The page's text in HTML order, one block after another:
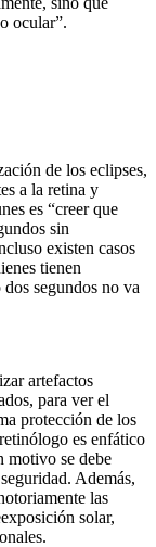
ocular”.
de los eclipses,
a la retina y
es “creer que
sin
existen casos
tienen
segundos no va
artefactos
para ver el
protección de los
es enfático
motivo se debe
Además,
las
solar,